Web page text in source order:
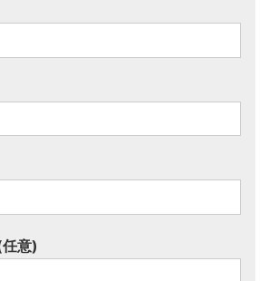
意)